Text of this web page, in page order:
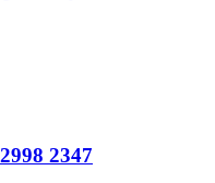
2347